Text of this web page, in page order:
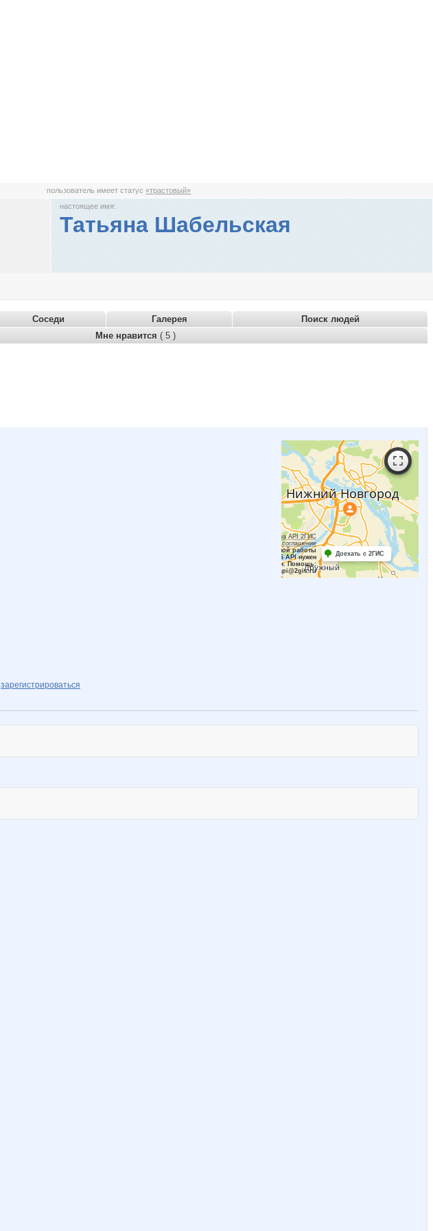
пользователь имеет статус«трастовый»
настоящее имя:
Татьяна Шабельская
Соседи Галерея
Поиск людей
Мне нравится ( 5 )
Работает на API 2ГИС
Лицензионное соглашение
Для корректной работы
Raster JS API нужен
ключ. Помощь:
api@2gis.ru
Доехать с 2ГИС
зарегистрироваться